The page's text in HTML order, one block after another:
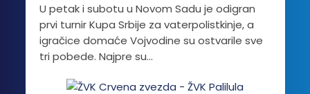
U petak i subotu u Novom Sadu je odigran
prvi turnir Kupa Srbije za vaterpolistkinje, a
igračice domaće Vojvodine su ostvarile sve
tri pobede. Najpre su...